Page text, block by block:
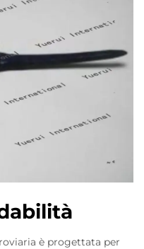
è progettata per